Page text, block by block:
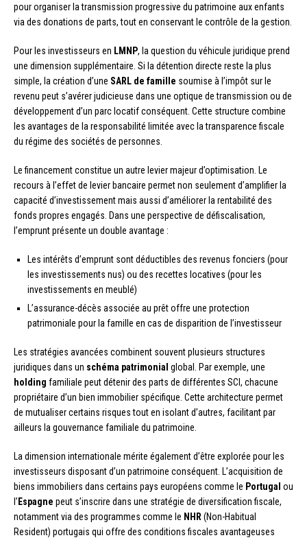
pour organiser la transmission progressive du patrimoine aux enfants
via des donations de parts, tout en conservant le contrôle de la gestion.
Pour les investisseurs en LMNP, la question du véhicule juridique prend
une dimension supplémentaire. Si la détention directe reste la plus
simple, la création d’une SARL de famille soumise à l’impôt sur le
revenu peut s’avérer judicieuse dans une optique de transmission ou de
développement d’un parc locatif conséquent. Cette structure combine
les avantages de la responsabilité limitée avec la transparence fiscale
du régime des sociétés de personnes.
Le financement constitue un autre levier majeur d’optimisation. Le
recours à l’effet de levier bancaire permet non seulement d’amplifier la
capacité d’investissement mais aussi d’améliorer la rentabilité des
fonds propres engagés. Dans une perspective de défiscalisation,
l’emprunt présente un double avantage :
Les intérêts d’emprunt sont déductibles des revenus fonciers (pour
les investissements nus) ou des recettes locatives (pour les
investissements en meublé)
L’assurance-décès associée au prêt offre une protection
patrimoniale pour la famille en cas de disparition de l’investisseur
Les stratégies avancées combinent souvent plusieurs structures
juridiques dans un schéma patrimonial global. Par exemple, une
holding familiale peut détenir des parts de différentes SCI, chacune
propriétaire d’un bien immobilier spécifique. Cette architecture permet
de mutualiser certains risques tout en isolant d’autres, facilitant par
ailleurs la gouvernance familiale du patrimoine.
La dimension internationale mérite également d’être explorée pour les
investisseurs disposant d’un patrimoine conséquent. L’acquisition de
biens immobiliers dans certains pays européens comme le Portugal ou
l’Espagne peut s’inscrire dans une stratégie de diversification fiscale,
notamment via des programmes comme le NHR (Non-Habitual
Resident) portugais qui offre des conditions fiscales avantageuses